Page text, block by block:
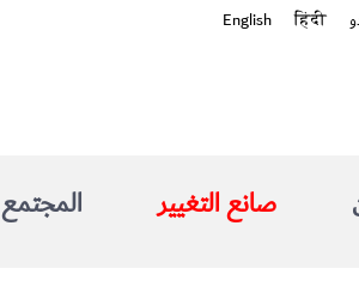
English हिंदी
المجتمع صانع التغيير